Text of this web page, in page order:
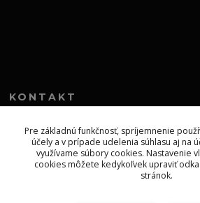
KONTAKT
+421 552 304 860
Po-Pia 8.00-13.00
topprodejsk@gmail.com
Pre základnú funkčnosť, spríjemnenie
účely a v prípade udelenia súhlasu aj na
využívame súbory cookies. Nastavenie
cookies môžete kedykoľvek upraviť
stránok.